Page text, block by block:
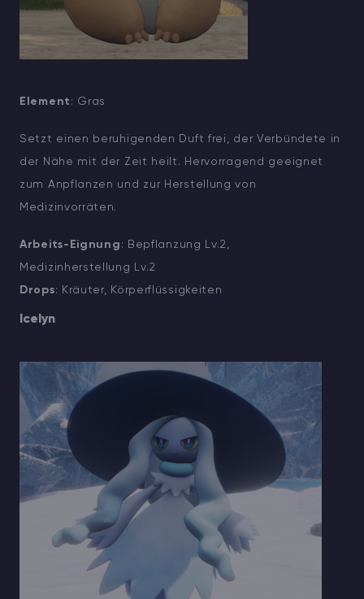
Element : Gras
Setzt einen beruhigenden Duft frei, der Verbündete in
der Nähe mit der Zeit heilt. Hervorragend geeignet
zum Anpflanzen und zur Herstellung von
Medizinvorräten.
Arbeits-Eignung : Bepflanzung Lv.2,
Medizinherstellung Lv.2
Drops: Kräuter, Körperflüssigkeiten
Icelyn